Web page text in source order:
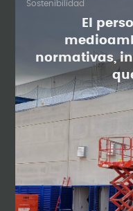
Sostenibilidad
El
normativas,